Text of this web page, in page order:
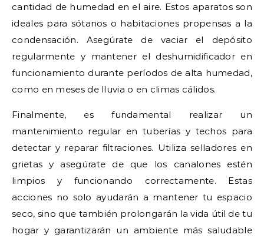
cantidad de humedad en el aire. Estos aparatos son
ideales para sótanos o habitaciones propensas a la
condensación. Asegúrate de vaciar el depósito
regularmente y mantener el deshumidificador en
funcionamiento durante períodos de alta humedad,
como en meses de lluvia o en climas cálidos.
Finalmente, es fundamental realizar un
mantenimiento regular en tuberías y techos para
detectar y reparar filtraciones. Utiliza selladores en
grietas y asegúrate de que los canalones estén
limpios y funcionando correctamente. Estas
acciones no solo ayudarán a mantener tu espacio
seco, sino que también prolongarán la vida útil de tu
hogar y garantizarán un ambiente más saludable